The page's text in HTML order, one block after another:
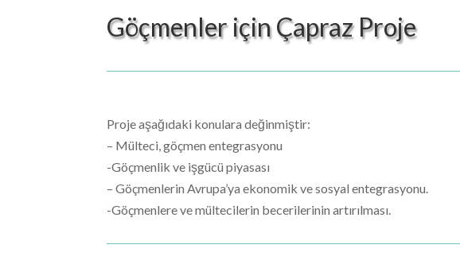
Göçmenler için Çapraz Proje
Proje aşağıdaki konulara değinmiştir:
– Mülteci, göçmen entegrasyonu
-Göçmenlik ve işgücü piyasası
– Göçmenlerin Avrupa’ya ekonomik ve sosyal entegrasyonu.
-Göçmenlere ve mültecilerin becerilerinin artırılması.